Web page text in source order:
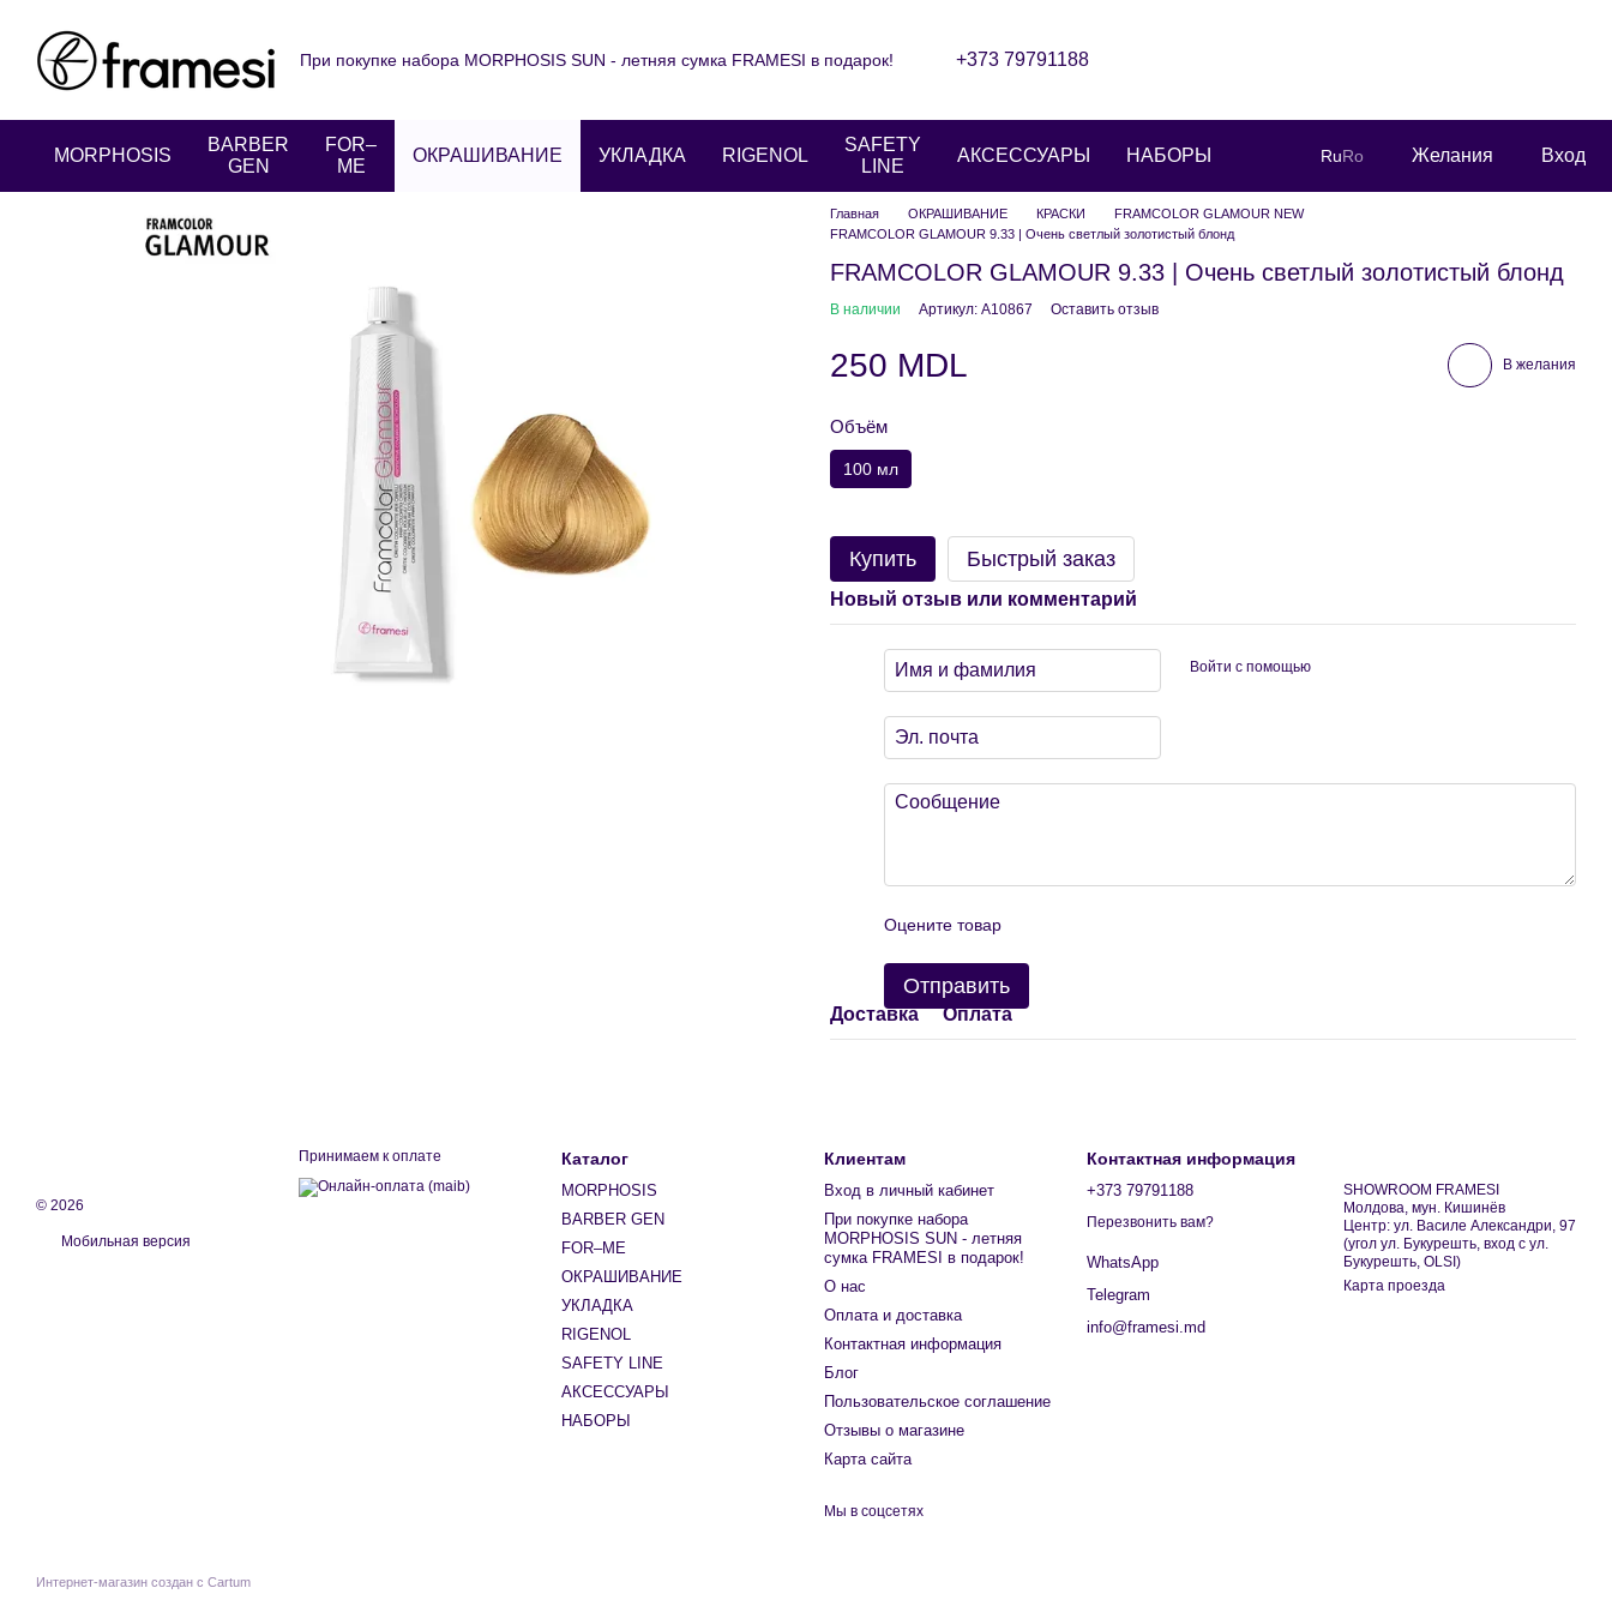
При покупке набора MORPHOSIS SUN - летняя сумка FRAMESI в подарок!
+373 79791188
MORPHOSIS
BARBER
GEN
FOR–
ME
ОКРАШИВАНИЕ УКЛАДКА RIGENOL
SAFETY
LINE
АКСЕССУАРЫ НАБОРЫ RuRo Желания Вход
Главная ОКРАШИВАНИЕ КРАСКИ
FRAMCOLOR GLAMOUR NEW
FRAMCOLOR GLAMOUR 9.33 | Очень светлый золотистый блонд
FRAMCOLOR GLAMOUR 9.33 | Очень светлый золотистый блонд
В наличии Артикул: A10867 Оставить отзыв
250 MDL В желания
Объём
100 мл
Купить Быстрый заказ
Новый отзыв или комментарий
Войти с помощью
Оцените товар
Отправить
Доставка Оплата
© 2026
Мобильная версия
Интернет-магазин создан с Cartum
Принимаем к оплате Каталог
MORPHOSIS
BARBER GEN
FOR–ME
ОКРАШИВАНИЕ
УКЛАДКА
RIGENOL
SAFETY LINE
АКСЕССУАРЫ
НАБОРЫ
Клиентам
Вход в личный кабинет
При покупке набора
MORPHOSIS SUN - летняя
сумка FRAMESI в подарок!
О нас
Оплата и доставка
Контактная информация
Блог
Пользовательское соглашение
Отзывы о магазине
Карта сайта
Мы в соцсетях
Контактная информация
+373 79791188
Перезвонить вам?
WhatsApp
Telegram
info@framesi.md
SHOWROOM FRAMESI
Молдова, мун. Кишинёв
Центр: ул. Василе Александри, 97
(угол ул. Букурешть, вход с ул.
Букурешть, OLSI)
Карта проезда